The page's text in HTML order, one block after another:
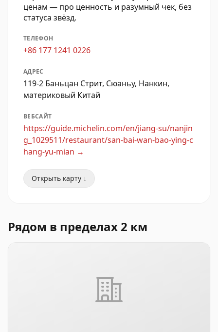
ценам — про ценность и разумный чек, без
статуса звёзд.
ТЕЛЕФОН
+86 177 1241 0226
АДРЕС
119-2 Баньцан Стрит, Сюаньу, Нанкин,
материковый Китай
ВЕБСАЙТ
https://guide.michelin.com/en/jiang-su/nanjin
g_1029511/restaurant/san-bai-wan-bao-ying-c
hang-yu-mian →
Открыть карту ↓
Рядом в пределах 2 км